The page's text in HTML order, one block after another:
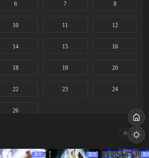
6 7 8
10 11 12
14 15 16
18 19 20
22 23 24
26
换一换
蓝光 蓝光 蓝